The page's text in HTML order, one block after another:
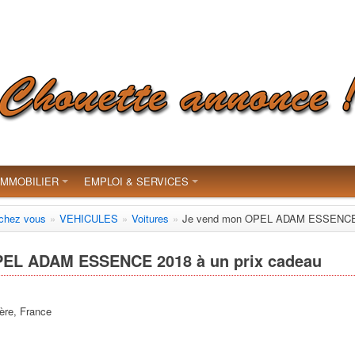
EMPLOI & SERVICES
vous » VEHICULES » Voitures » Je vend mon OPEL ADAM
ADAM ESSENCE 2018 à un prix cadeau
France